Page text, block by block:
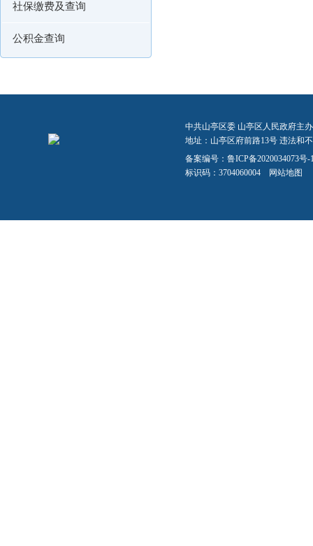
社保缴费及查询
公积金查询
中共山亭区委 山亭区人民政府主
地址：山亭区府前路13号 违法和
备案编号： 鲁ICP备2020034073号-
标识码：3704060004 网站地图